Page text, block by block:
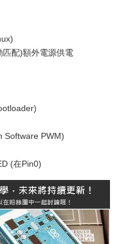
匹配)額外電源供電
Software PWM)
(在Pin0)